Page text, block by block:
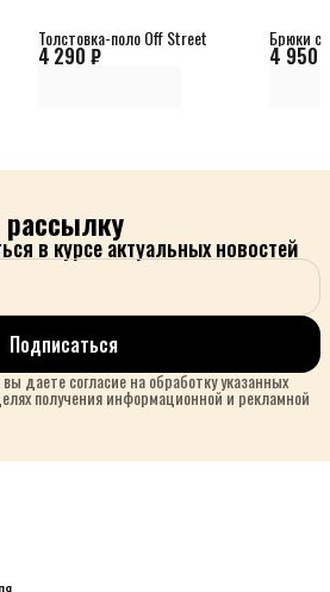
4 290 ₽
Толстовка-поло Off Street
4 950
Брюки
в курсе актуальных новостей
Подписаться
даете согласие на обработку указанных
получения информационной и рекламной